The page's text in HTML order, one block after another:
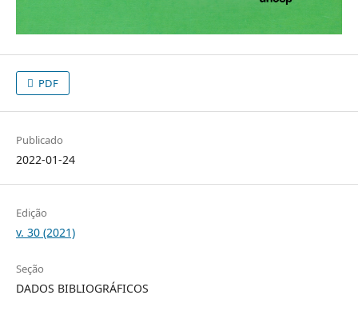
PDF
Publicado
2022-01-24
Edição
v. 30 (2021)
Seção
DADOS BIBLIOGRÁFICOS